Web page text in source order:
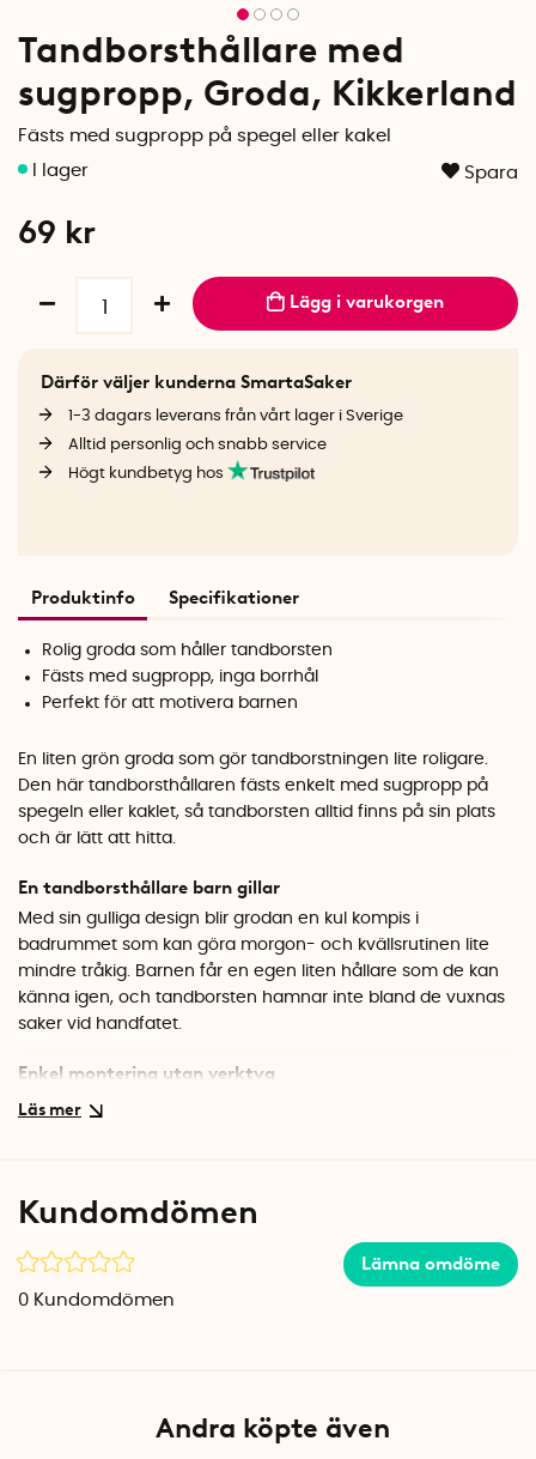
Tandborsthållare med
sugpropp, Groda, Kikkerland
Fästs med sugpropp på spegel eller kakel
Spara
69 kr
Lägg i varukorgen
Därför väljer kunderna SmartaSaker
1-3 dagars leverans från vårt lager i Sverige
Alltid personlig och snabb service
Högt kundbetyg hos
Produktinfo Specifikationer
Rolig groda som håller tandborsten
Fästs med sugpropp, inga borrhål
Perfekt för att motivera barnen
En liten grön groda som gör tandborstningen lite roligare.
Den här tandborsthållaren fästs enkelt med sugpropp på
spegeln eller kaklet, så tandborsten alltid finns på sin plats
och är lätt att hitta.
En tandborsthållare barn gillar
Med sin gulliga design blir grodan en kul kompis i
badrummet som kan göra morgon- och kvällsrutinen lite
mindre tråkig. Barnen får en egen liten hållare som de kan
känna igen, och tandborsten hamnar inte bland de vuxnas
saker vid handfatet.
Enkel montering utan verktyg
Tandborsthållaren fästs med sugpropp mot släta ytor som
sugproppen med lite diskmedel ibland för att den ska sitta
Mått: 4 x 5 x 6 cm
Kundomdömen
Lämna omdöme
0 Kundomdömen
Andra köpte även